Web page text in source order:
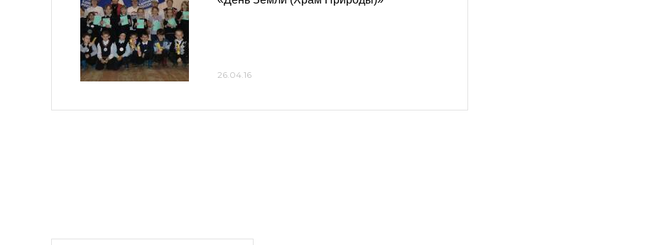
26.04.16